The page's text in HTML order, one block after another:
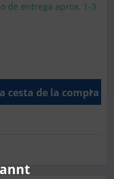
de entrega aprox. 1-3
cesta de la compra